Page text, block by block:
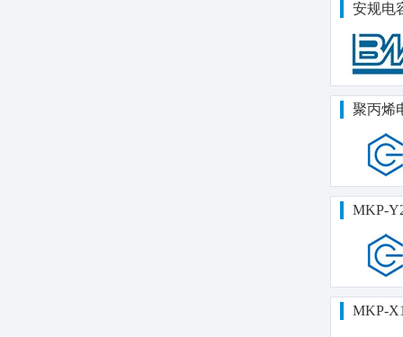
安规电
聚丙烯
MKP-
MKP-